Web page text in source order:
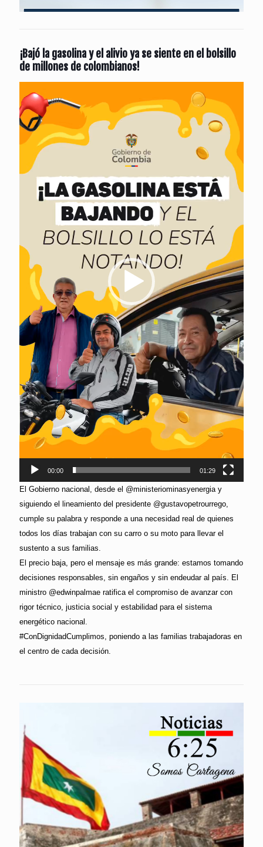
¡Bajó la gasolina y el alivio ya se siente en el bolsillo
de millones de colombianos!
de
vídeo
00:00 01:29
El Gobierno nacional, desde el @ministeriominasyenergia y
siguiendo el lineamiento del presidente @gustavopetrourrego,
cumple su palabra y responde a una necesidad real de quienes
todos los días trabajan con su carro o su moto para llevar el
sustento a sus familias.
El precio baja, pero el mensaje es más grande: estamos tomando
decisiones responsables, sin engaños y sin endeudar al país. El
ministro @edwinpalmae ratifica el compromiso de avanzar con
rigor técnico, justicia social y estabilidad para el sistema
energético nacional.
#ConDignidadCumplimos, poniendo a las familias trabajadoras en
el centro de cada decisión.